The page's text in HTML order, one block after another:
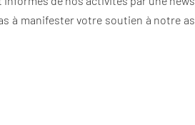
à manifester votre soutien à notre